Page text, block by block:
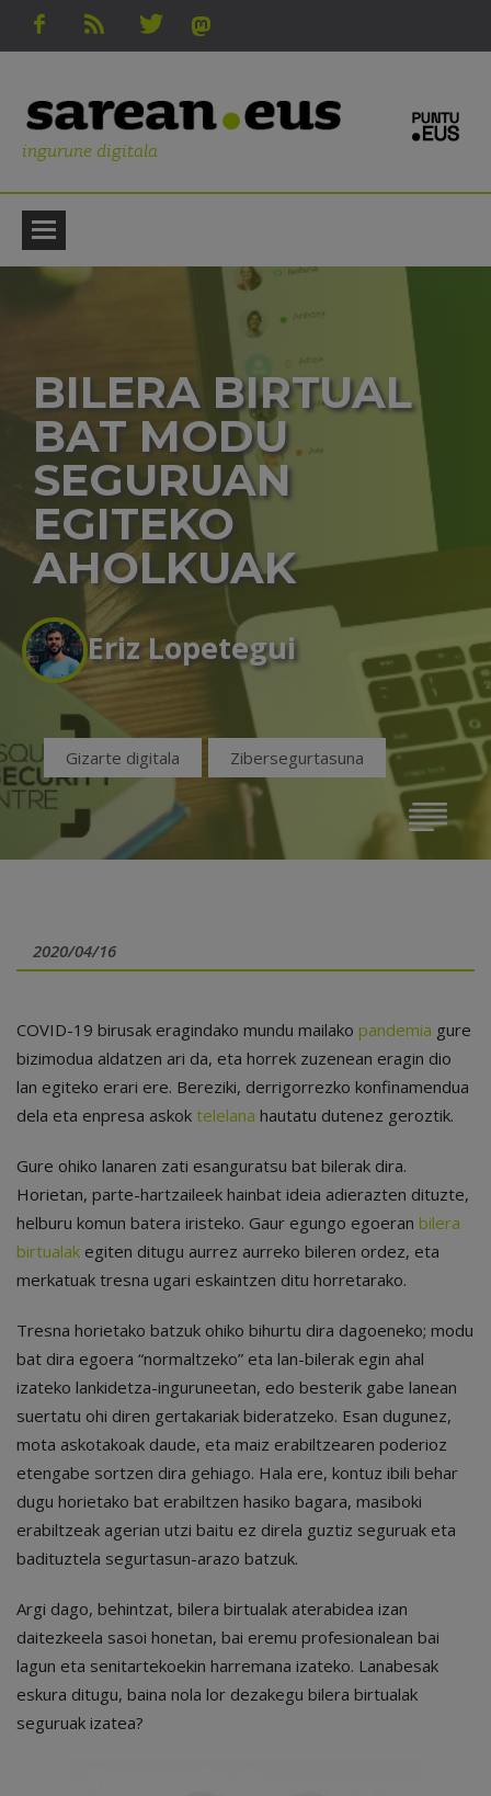
ingurune digitala
BILERA BIRTUAL
BAT MODU
SEGURUAN
EGITEKO
AHOLKUAK
Eriz Lopetegui
Gizarte digitala Zibersegurtasuna
2020/04/16
COVID-19 birusak eragindako mundu mailako pandemia gure
bizimodua aldatzen ari da, eta horrek zuzenean eragin dio
lan egiteko erari ere. Bereziki, derrigorrezko konfinamendua
dela eta enpresa askok telelana hautatu dutenez geroztik.
Gure ohiko lanaren zati esanguratsu bat bilerak dira.
Horietan, parte-hartzaileek hainbat ideia adierazten dituzte,
helburu komun batera iristeko. Gaur egungo egoeran bilera
birtualak egiten ditugu aurrez aurreko bileren ordez, eta
merkatuak tresna ugari eskaintzen ditu horretarako.
Tresna horietako batzuk ohiko bihurtu dira dagoeneko; modu
bat dira egoera “normaltzeko” eta lan-bilerak egin ahal
izateko lankidetza-inguruneetan, edo besterik gabe lanean
suertatu ohi diren gertakariak bideratzeko. Esan dugunez,
mota askotakoak daude, eta maiz erabiltzearen poderioz
etengabe sortzen dira gehiago. Hala ere, kontuz ibili behar
dugu horietako bat erabiltzen hasiko bagara, masiboki
erabiltzeak agerian utzi baitu ez direla guztiz seguruak eta
badituztela segurtasun-arazo batzuk.
Argi dago, behintzat, bilera birtualak aterabidea izan
daitezkeela sasoi honetan, bai eremu profesionalean bai
lagun eta senitartekoekin harremana izateko. Lanabesak
eskura ditugu, baina nola lor dezakegu bilera birtualak
seguruak izatea?